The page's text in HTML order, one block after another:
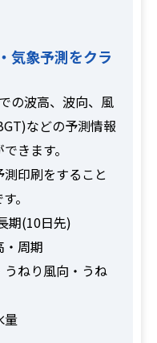
気象予測をクラ
の波高、波向、風
などの予測情報
きます。
印刷をすること
。
(10日先)
・周期
うねり風向・うね
量